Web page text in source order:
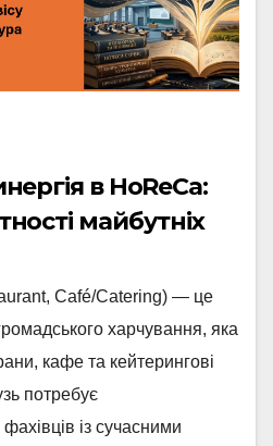
в HoReCa:
майбутніх
області
Café/Catering) — це
харчування, яка
кафе та кейтерингові
потребує
із сучасними